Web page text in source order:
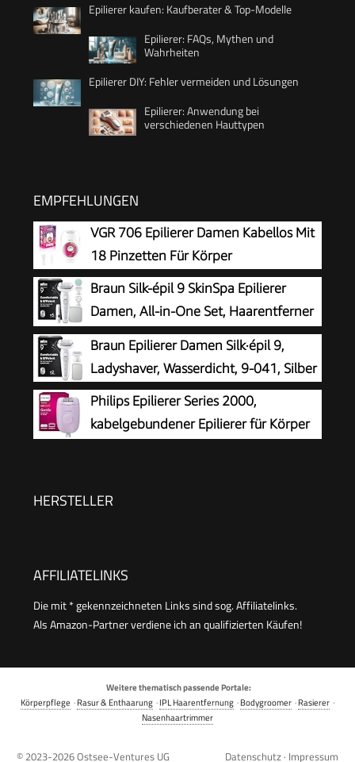
Epilierer kaufen: Kaufberater & Top-Modelle
Epilierer: FAQs, Mythen und
Wahrheiten
Epilierer DIY: Fehler vermeiden und Lösungen
Epilierer: Anwendung bei
verschiedenen Hauttypen
EMPFEHLUNGEN
VGR 706 Epilierer Damen Kabellos Mit
18 Pinzetten Für Körper
Braun Silk-épil 9 SkinSpa Epilierer
Damen, All-in-One Set, Haarentferner
für Langanhaltende Haarentfernung,
Ladyshaver, Wasserdicht — Inkl. Facespa
Gesichtshaarentferner — 9-381, Weiß/Silber
Braun Epilierer Damen Silk·épil 9,
Ladyshaver, Wasserdicht, 9-041, Silber
Philips Epilierer Series 2000,
kabelgebundener Epilierer für Körper
BRE237/00
HERSTELLER
AFFILIATELINKS
Die mit * gekennzeichneten Links sind sog. Affiliatelinks.
Als Amazon-Partner verdiene ich an qualifizierten Käufen!
Weitere thematisch passende Portale:
Körperpflege ·Rasur & Enthaarung ·IPL Haarentfernung ·Bodygroomer ·Rasierer ·
Nasenhaartrimmer
© 2023-2026Ostsee-Ventures UG Datenschutz · Impressum